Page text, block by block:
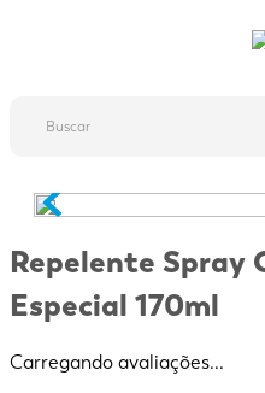
Repelente
Especial 170ml
Carregando avaliações...